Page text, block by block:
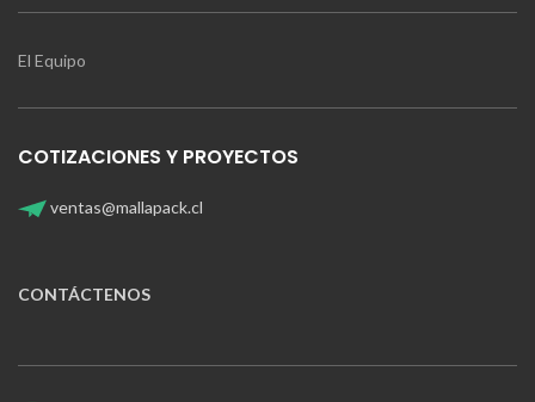
El Equipo
COTIZACIONES Y PROYECTOS
ventas@mallapack.cl
CONTÁCTENOS